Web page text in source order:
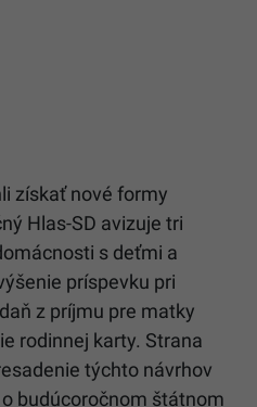
získať nové formy
Hlas-SD avizuje tri
s deťmi a
príspevku pri
z príjmu pre matky
rodinnej karty. Strana
týchto návrhov
budúcoročnom štátnom